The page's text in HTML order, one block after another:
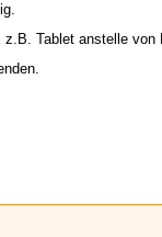
Tablet anstelle von